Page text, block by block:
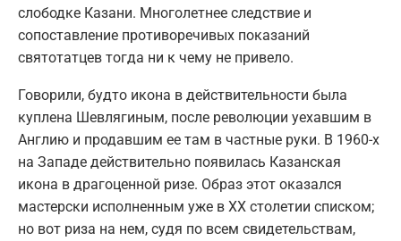
слободке Казани. Многолетнее следствие и
сопоставление противоречивых показаний
святотатцев тогда ни к чему не привело.
Говорили, будто икона в действительности была
куплена Шевлягиным, после революции уехавшим в
Англию и продавшим ее там в частные руки. В 1960-х
на Западе действительно появилась Казанская
икона в драгоценной ризе. Образ этот оказался
мастерски исполненным уже в XX столетии списком;
но вот риза на нем, судя по всем свидетельствам,